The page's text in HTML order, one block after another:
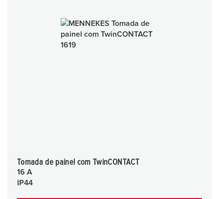
Tomada de painel com TwinCONTACT
16 A
IP44